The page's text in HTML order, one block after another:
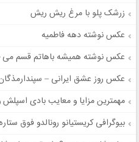
زرشک پلو با مرغ ریش ریش
عکس نوشته دهه فاطمیه
عکس نوشته همیشه باهاتم قسم می
عکس روز عشق ایرانی –
مهمترین مزایا و معایب بادی
بیوگرافی کریستیانو رونالدو فوق